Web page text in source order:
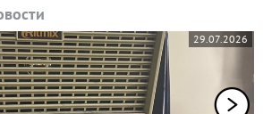
29.07.2026